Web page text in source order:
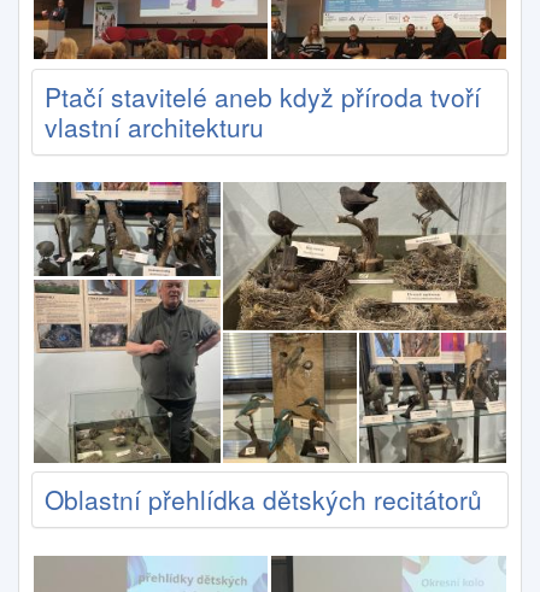
Ptačí stavitelé aneb když příroda tvoří
vlastní architekturu
Oblastní přehlídka dětských recitátorů